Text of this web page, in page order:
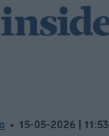
15-05-2026 | 11:53